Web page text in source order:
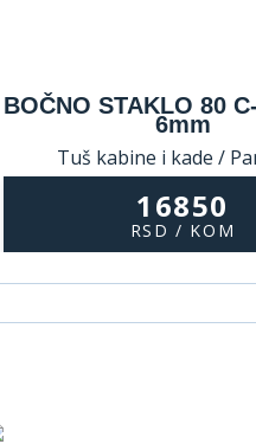
BOČNO STAKLO 80
6mm
Tuš kabine i kade /
16850
RSD / KOM